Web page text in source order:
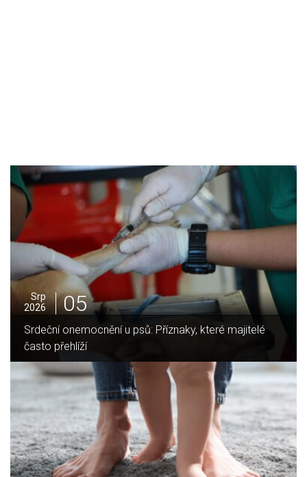
u psů: Příznaky, které majitelé
Srp
2026
05
Jak vybrat